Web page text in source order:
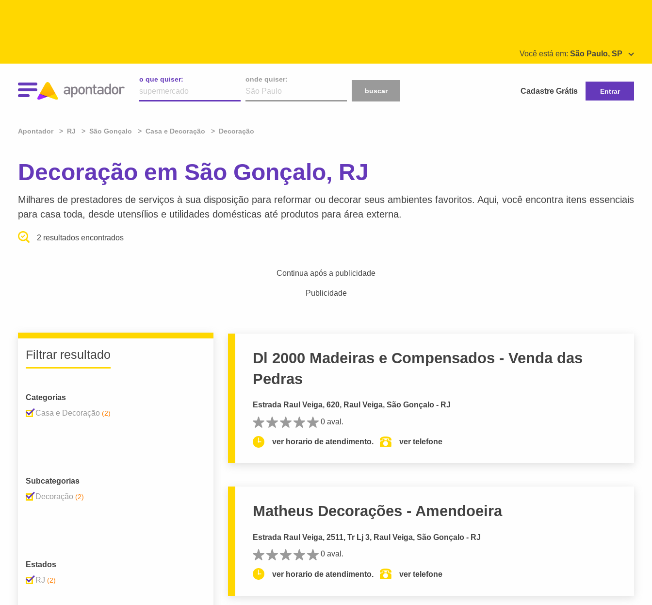
Você está em: São Paulo, SP
o que quiser:
onde quiser:
buscar
Cadastre Grátis Entrar
Apontador RJ São Gonçalo Casa e Decoração Decoração
Decoração em São Gonçalo, RJ
Milhares de prestadores de serviços à sua disposição para reformar ou decorar seus ambientes favoritos. Aqui, você encontra itens essenciais
para casa toda, desde utensílios e utilidades domésticas até produtos para área externa.
2 resultados encontrados
Continua após a publicidade
Publicidade
Filtrar resultado
Categorias
Casa e Decoração (2)
Subcategorias
Decoração (2)
Estados
RJ (2)
Dl 2000 Madeiras e Compensados - Venda das
Pedras
Estrada Raul Veiga, 620, Raul Veiga, São Gonçalo - RJ
0 aval.
ver horario de atendimento. ver telefone
Matheus Decorações - Amendoeira
Estrada Raul Veiga, 2511, Tr Lj 3, Raul Veiga, São Gonçalo - RJ
0 aval.
ver horario de atendimento. ver telefone